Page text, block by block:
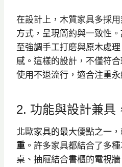
在設計上，木質家具多採
方式，呈現簡約與一致性
至強調手工打磨與原木處
感。這樣的設計，不僅符
使用不退流行，適合注重
2. 功能與設計兼具
北歐家具的最大優點之一
重 。許多家具都結合了多
桌、抽屜結合書櫃的電視